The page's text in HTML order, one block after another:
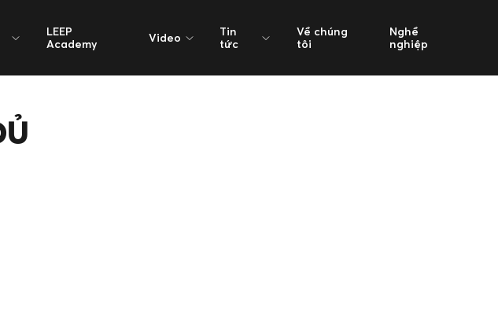
LEEP
Academy
Video
Tin
tức
Về chúng
tôi
Nghề
nghiệp